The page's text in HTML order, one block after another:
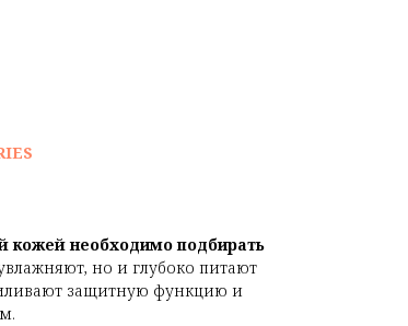
кожей необходимо подбирать
но и глубоко питают
защитную функцию и